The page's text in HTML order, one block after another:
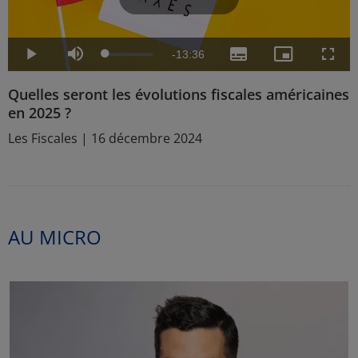
Play
Video
Play Mute Loaded:
1.22%
Remaining
Time
-13:36 SubtitlesPicture-
in-
Quelles seront les évolutions fiscales américaines
en 2025 ?
Les Fiscales | 16 décembre 2024
AU MICRO